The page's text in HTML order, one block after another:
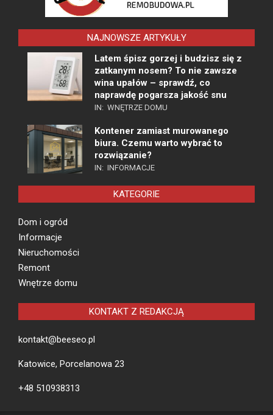
NAJNOWSZE ARTYKUŁY
Latem śpisz gorzej i budzisz się z
zatkanym nosem? To nie zawsze
wina upałów – sprawdź, co
naprawdę pogarsza jakość snu
IN: WNĘTRZE DOMU
Kontener zamiast murowanego
biura. Czemu warto wybrać to
rozwiązanie?
IN: INFORMACJE
KATEGORIE
Dom i ogród
Informacje
Nieruchomości
Remont
Wnętrze domu
KONTAKT Z REDAKCJĄ
kontakt@beeseo.pl
Katowice, Porcelanowa 23
+48 510938313